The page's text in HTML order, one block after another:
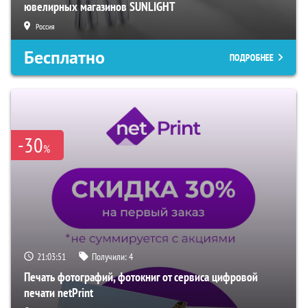
ювелирных магазинов SUNLIGHT
Россия
Бесплатно ПОДРОБНЕЕ
-30%
21:03:50 Получили:4
Печать фотографий, фотокниг от сервиса цифровой
печати netPrint